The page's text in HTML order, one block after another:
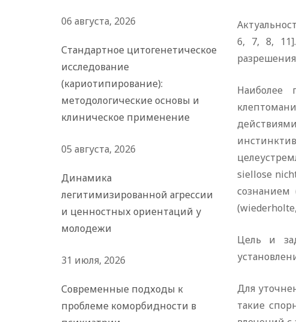
6, 7, 8, 11].
Наиболее
siellose
сознанием
Цель и
Для
такие
06 августа, 2026
Стандартное цитогенетическое
исследование
(кариотипирование):
методологические основы и
клиническое применение
05 августа, 2026
Динамика
легитимизированной агрессии
и ценностных ориентаций у
молодежи
31 июля, 2026
Современные подходы к
проблеме коморбидности в